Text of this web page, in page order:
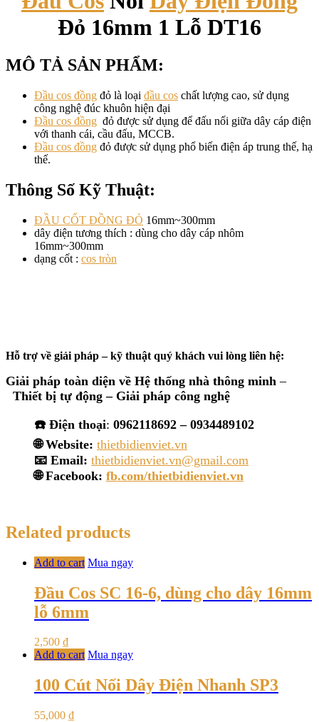
Đỏ 16mm 1 Lỗ DT16
MÔ TẢ SẢN PHẨM:
Đầu cos đồng đỏ là loại đầu cos chất lượng cao, sử dụng
công nghệ đúc khuôn hiện đại
Đầu cos đồng đỏ được sử dụng để đấu nối giữa dây cáp điện
với thanh cái, cầu đấu, MCCB.
Đầu cos đồng đỏ được sử dụng phổ biến điện áp trung thế, hạ
thế.
Thông Số Kỹ Thuật:
ĐẦU CỐT ĐỒNG ĐỎ 16mm~300mm
dây điện tương thích : dùng cho dây cáp nhôm
16mm~300mm
dạng cốt : cos tròn
Hỗ trợ về giải pháp – kỹ thuật quý khách vui lòng liên hệ:
Giải pháp toàn diện về Hệ thống nhà thông minh –
Thiết bị tự động – Giải pháp công nghệ
☎️ Điện thoại: 0962118692 – 0934489102
🌐 Website: thietbidienviet.vn
📧 Email: thietbidienviet.vn@gmail.com
🌐 Facebook: fb.com/thietbidienviet.vn
Related products
Add to cart Mua ngay
Đầu Cos SC 16-6, dùng cho dây 16mm
lỗ 6mm
2,500 ₫
Add to cart Mua ngay
100 Cút Nối Dây Điện Nhanh SP3
55,000 ₫